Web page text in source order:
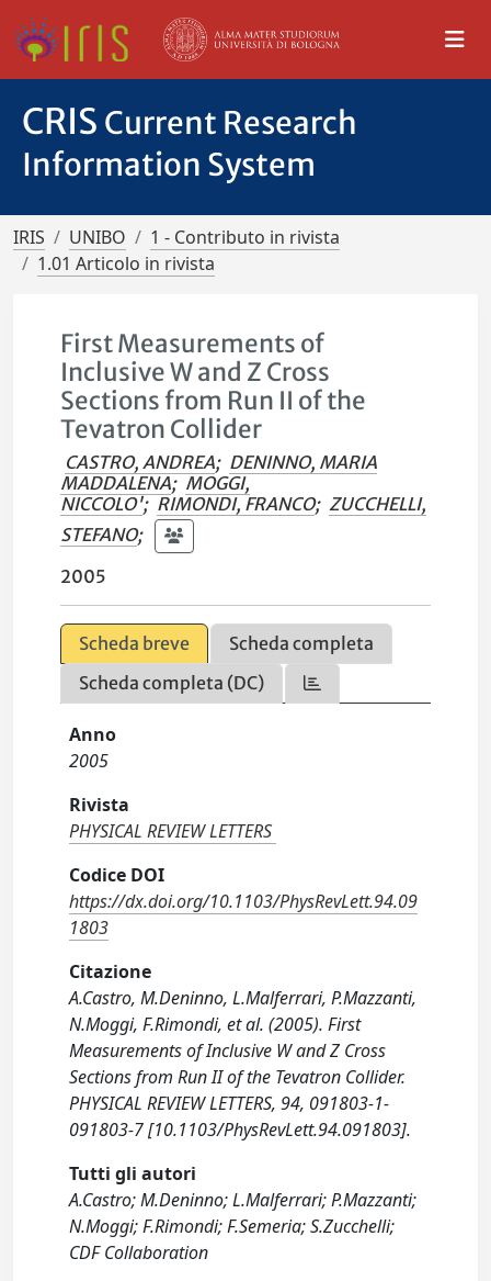
CRIS Current Research
Information System
IRIS UNIBO
1 - Contributo in rivista
1.01 Articolo in rivista
First Measurements of
Inclusive W and Z Cross
Sections from Run II of the
Tevatron Collider
CASTRO, ANDREA; DENINNO, MARIA
MADDALENA; MOGGI,
NICCOLO'; RIMONDI, FRANCO; ZUCCHELLI,
STEFANO;
2005
Scheda breve
Scheda completa
Scheda completa (DC)
Anno
2005
Rivista
PHYSICAL REVIEW LETTERS
Codice DOI
https://dx.doi.org/10.1103/PhysRevLett.94.09
1803
Citazione
A.Castro, M.Deninno, L.Malferrari, P.Mazzanti,
N.Moggi, F.Rimondi, et al. (2005). First
Measurements of Inclusive W and Z Cross
Sections from Run II of the Tevatron Collider.
PHYSICAL REVIEW LETTERS, 94, 091803-1-
091803-7 [10.1103/PhysRevLett.94.091803].
Tutti gli autori
A.Castro; M.Deninno; L.Malferrari; P.Mazzanti;
N.Moggi; F.Rimondi; F.Semeria; S.Zucchelli;
CDF Collaboration